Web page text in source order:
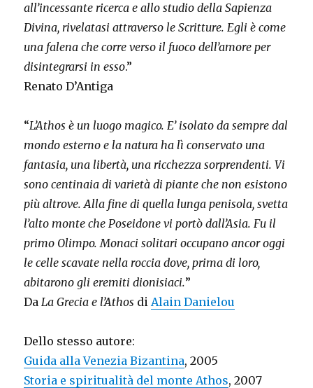
all’incessante ricerca e allo studio della Sapienza
Divina, rivelatasi attraverso le Scritture. Egli è come
una falena che corre verso il fuoco dell’amore per
disintegrarsi in esso.”
Renato D’Antiga
“L’Athos è un luogo magico. E’ isolato da sempre dal
mondo esterno e la natura ha lì conservato una
fantasia, una libertà, una ricchezza sorprendenti. Vi
sono centinaia di varietà di piante che non esistono
più altrove. Alla fine di quella lunga penisola, svetta
l’alto monte che Poseidone vi portò dall’Asia. Fu il
primo Olimpo. Monaci solitari occupano ancor oggi
le celle scavate nella roccia dove, prima di loro,
abitarono gli eremiti dionisiaci.”
DaLa Grecia e l’Athos diAlain Danielou
Dello stesso autore:
Guida alla Venezia Bizantina, 2005
Storia e spiritualità del monte Athos, 2007